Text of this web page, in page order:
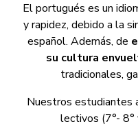
El portugués es un
y rapidez, debido a la
español. Además, de
su cultura
tradicionales,
Nuestros estudiantes
lectivos (7°- 8°